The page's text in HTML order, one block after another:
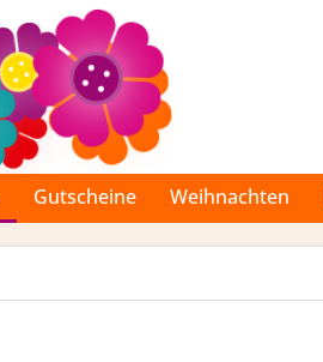
Gutscheine Weihnachten